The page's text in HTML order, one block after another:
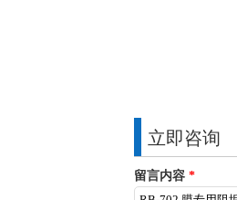
立即咨询
留言内容 *